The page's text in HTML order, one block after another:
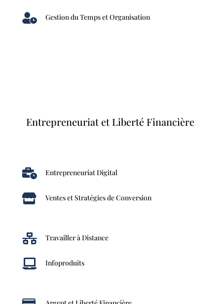
 Gestion du Temps et Organisation
Entrepreneuriat et Liberté Financière
 Entrepreneuriat Digital
 Ventes et Stratégies de Conversion
 Travailler à Distance
 Infoproduits